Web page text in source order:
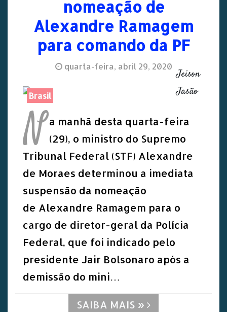
nomeação de
Alexandre Ramagem
para comando da PF
quarta-feira, abril 29, 2020
Brasil
Jeison
Jasão
N a manhã desta quarta-feira
(29), o ministro do Supremo
Tribunal Federal (STF) Alexandre
de Moraes determinou a imediata
suspensão da nomeação
de Alexandre Ramagem para o
cargo de diretor-geral da Polícia
Federal, que foi indicado pelo
presidente Jair Bolsonaro após a
demissão do mini…
SAIBA MAIS »